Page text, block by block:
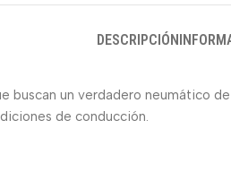
DESCRIPCIÓN
buscan un verdadero neumático
de conducción.